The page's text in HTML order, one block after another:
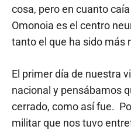
cosa, pero en cuanto
Omonoia es el centro
tanto el que ha sido más
El primer día de nuestra
nacional y pensábamos
cerrado, como así fue.
militar que nos tuvo